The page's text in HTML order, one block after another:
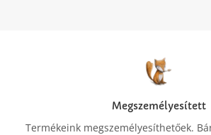
Megszemélyesített
Termékeink megszemélyesíthetőek.